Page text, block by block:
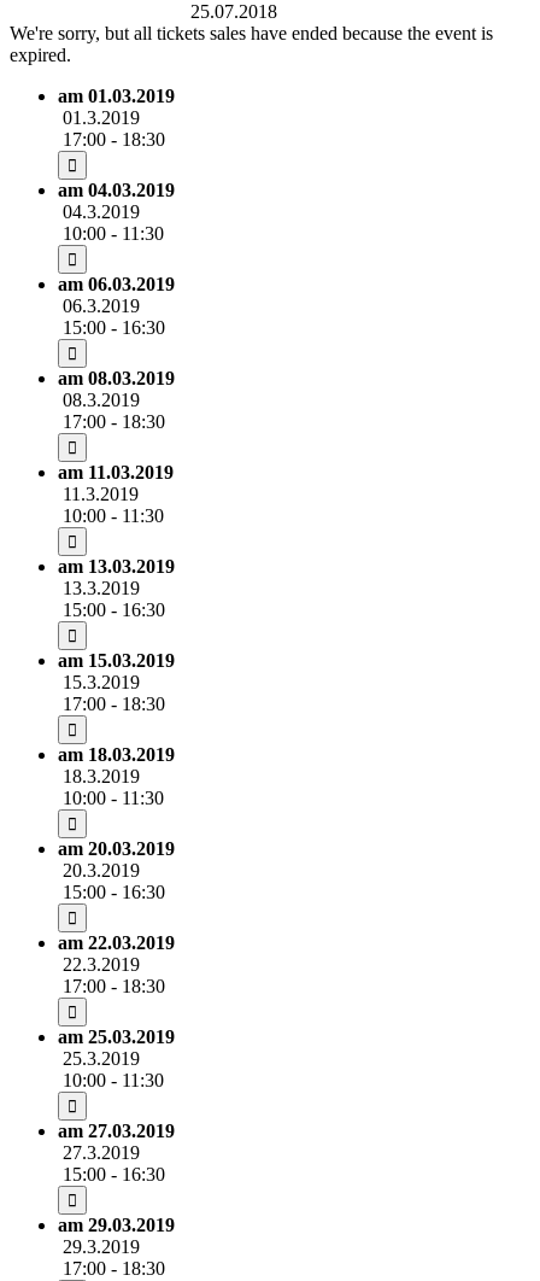
25.07.2018
We're sorry, but all tickets sales have ended because the event is
expired.
am 01.03.2019
01.3.2019
17:00 - 18:30
am 04.03.2019
04.3.2019
10:00 - 11:30
am 06.03.2019
06.3.2019
15:00 - 16:30
am 08.03.2019
08.3.2019
17:00 - 18:30
am 11.03.2019
11.3.2019
10:00 - 11:30
am 13.03.2019
13.3.2019
15:00 - 16:30
am 15.03.2019
15.3.2019
17:00 - 18:30
am 18.03.2019
18.3.2019
10:00 - 11:30
am 20.03.2019
20.3.2019
15:00 - 16:30
am 22.03.2019
22.3.2019
17:00 - 18:30
am 25.03.2019
25.3.2019
10:00 - 11:30
am 27.03.2019
27.3.2019
15:00 - 16:30
am 29.03.2019
29.3.2019
17:00 - 18:30